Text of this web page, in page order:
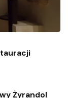
Żyrandol